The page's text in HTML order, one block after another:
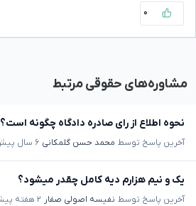
۰
مشاوره‌های حقوقی مرتبط
نحوه اطلاع از رای صادره دادگاه چگونه است؟
آخرین پاسخ توسط محمد حسن گلمکانی ۶ سال پیش
یک و نیم هزارم دیه کامل چقدر میشود؟
آخرین پاسخ توسط نفیسه اصولی صفار ۲ هفته پیش